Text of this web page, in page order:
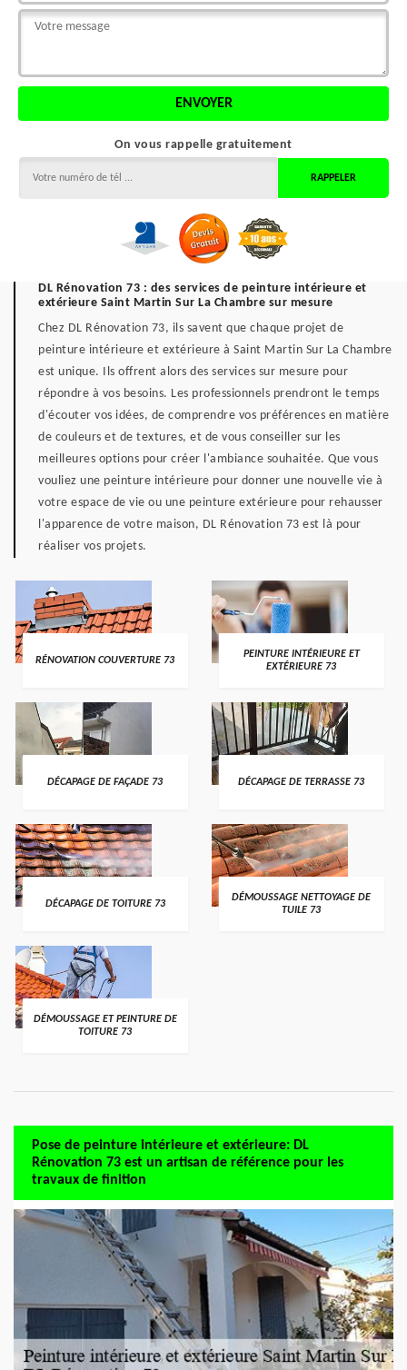
On vous rappelle gratuitement
DL Rénovation 73 : des services de peinture intérieure et
extérieure Saint Martin Sur La Chambre sur mesure
Chez DL Rénovation 73, ils savent que chaque projet de
peinture intérieure et extérieure à Saint Martin Sur La Chambre
est unique. Ils offrent alors des services sur mesure pour
répondre à vos besoins. Les professionnels prendront le temps
d'écouter vos idées, de comprendre vos préférences en matière
de couleurs et de textures, et de vous conseiller sur les
meilleures options pour créer l'ambiance souhaitée. Que vous
vouliez une peinture intérieure pour donner une nouvelle vie à
votre espace de vie ou une peinture extérieure pour rehausser
l'apparence de votre maison, DL Rénovation 73 est là pour
réaliser vos projets.
RÉNOVATION COUVERTURE 73
PEINTURE INTÉRIEURE ET
EXTÉRIEURE 73
DÉCAPAGE DE FAÇADE 73 DÉCAPAGE DE TERRASSE 73
DÉCAPAGE DE TOITURE 73
DÉMOUSSAGE NETTOYAGE DE
TUILE 73
DÉMOUSSAGE ET PEINTURE DE
TOITURE 73
Pose de peinture intérieure et extérieure: DL
Rénovation 73 est un artisan de référence pour les
travaux de finition